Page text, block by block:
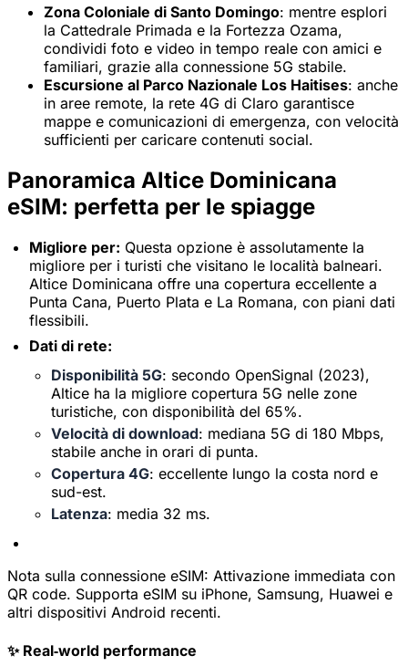
Zona Coloniale di Santo Domingo: mentre esplori
la Cattedrale Primada e la Fortezza Ozama,
condividi foto e video in tempo reale con amici e
familiari, grazie alla connessione 5G stabile.
Escursione al Parco Nazionale Los Haitises: anche
in aree remote, la rete 4G di Claro garantisce
mappe e comunicazioni di emergenza, con velocità
sufficienti per caricare contenuti social.
Panoramica Altice Dominicana
eSIM: perfetta per le spiagge
Migliore per: Questa opzione è assolutamente la
migliore per i turisti che visitano le località balneari.
Altice Dominicana offre una copertura eccellente a
Punta Cana, Puerto Plata e La Romana, con piani dati
flessibili.
Dati di rete:
Disponibilità 5G: secondo OpenSignal (2023),
Altice ha la migliore copertura 5G nelle zone
turistiche, con disponibilità del 65%.
Velocità di download: mediana 5G di 180 Mbps,
stabile anche in orari di punta.
Copertura 4G: eccellente lungo la costa nord e
sud-est.
Latenza: media 32 ms.
Nota sulla connessione eSIM: Attivazione immediata con
QR code. Supporta eSIM su iPhone, Samsung, Huawei e
altri dispositivi Android recenti.
✨ Real‑world performance